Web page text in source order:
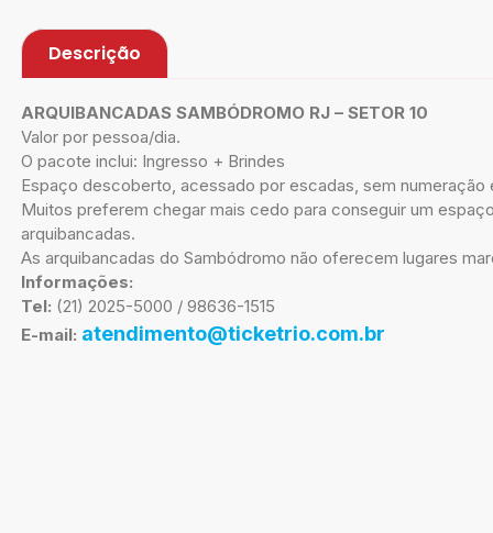
Descrição
ARQUIBANCADAS SAMBÓDROMO RJ – SETOR 10
Valor por pessoa/dia.
O pacote inclui: Ingresso + Brindes
Espaço descoberto, acessado por escadas, sem numeração
Muitos preferem chegar mais cedo para conseguir um
arquibancadas.
As arquibancadas do Sambódromo não oferecem lugares
Informações:
Tel: (21) 2025-5000 / 98636-1515
E-mail: atendimento@ticketrio.com.br